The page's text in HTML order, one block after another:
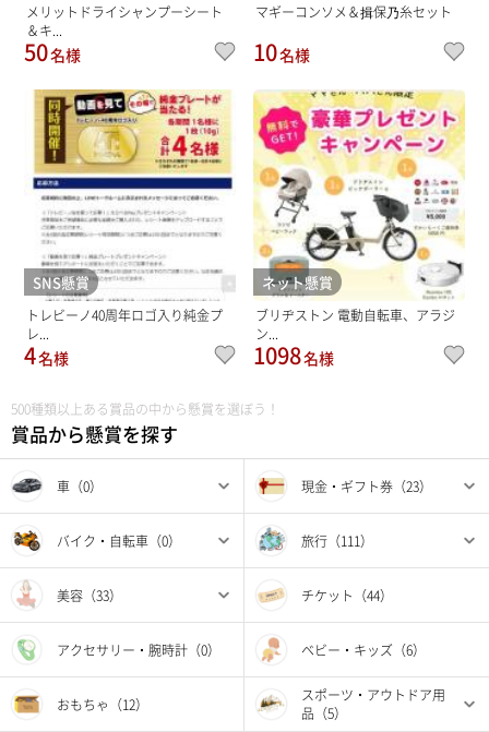
500種類以上ある賞品の中から懸賞を選ぼう！
賞品から懸賞を探す
車（0） 現金・ギフト券（23）
バイク・自転車（0） 旅行（111）
美容（33） チケット（44）
アクセサリー・腕時計（0） ベビー・キッズ（6）
おもちゃ（12）
スポーツ・アウトドア用
品（5）
メリットドライシャンプーシート
＆キ...
50名様
マギーコンソメ＆揖保乃糸セット
10名様
SNS懸賞
トレビーノ40周年ロゴ入り純金プ
レ...
4名様
ネット懸賞
ブリヂストン 電動自転車、アラジ
ン...
1098名様